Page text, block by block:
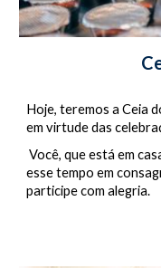
Hoje, teremos a Ceia
em virtude das
Você, que está em casa, prepare os elementos e dedique
esse tempo em
participe com alegria.